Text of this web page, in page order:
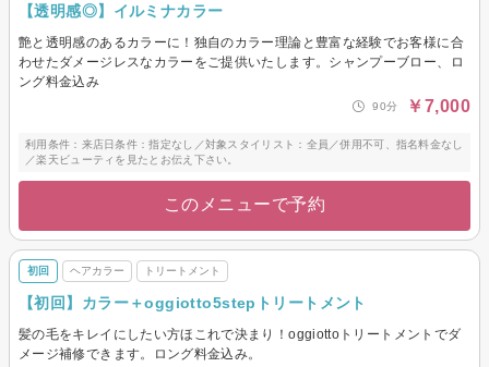
【透明感◎】イルミナカラー
艶と透明感のあるカラーに！独自のカラー理論と豊富な経験でお客様に合
わせたダメージレスなカラーをご提供いたします。シャンプーブロー、ロ
ング料金込み
90分 ￥7,000
利用条件：来店日条件：指定なし／対象スタイリスト：全員／併用不可、指名料金なし
／楽天ビューティを見たとお伝え下さい。
このメニューで予約
初回 ヘアカラー トリートメント
【初回】カラー＋oggiotto5stepトリートメント
髪の毛をキレイにしたい方ほこれで決まり！oggiottoトリートメントでダ
メージ補修できます。ロング料金込み。